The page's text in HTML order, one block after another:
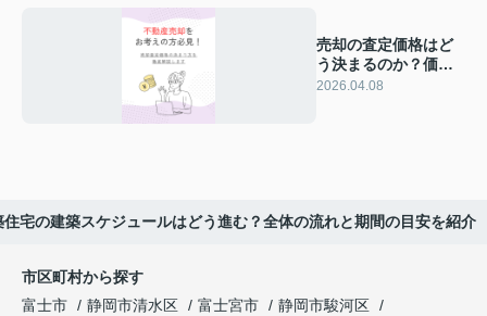
売却の査定価格はど
う決まるのか？価格
の決まり方と基本を
2026.04.08
住宅の建築スケジュールはどう進む？全体の流れと期間の目安を紹介
市区町村から探す
富士市
静岡市清水区 富士宮市
静岡市駿河区